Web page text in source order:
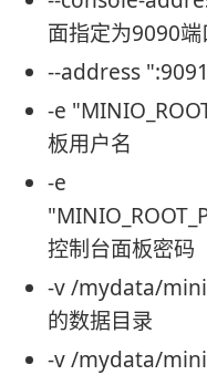
面指定为9090端
--address
-e
板用户名
-e
控制台面板密码
-v /mydata/
的数据目录
-v /mydata/